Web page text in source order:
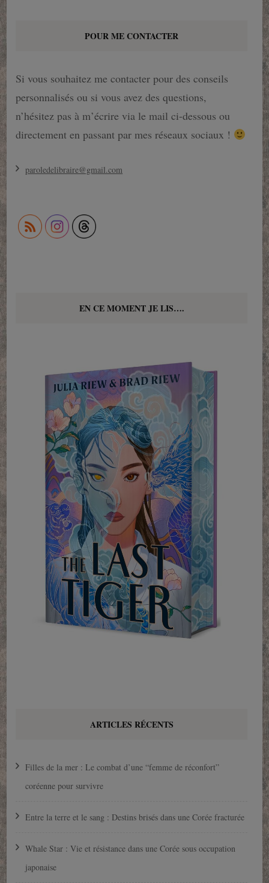
POUR ME CONTACTER
Si vous souhaitez me contacter pour des conseils
personnalisés ou si vous avez des questions,
n’hésitez pas à m’écrire via le mail ci-dessous ou
directement en passant par mes réseaux sociaux !
paroledelibraire@gmail.com
EN CE MOMENT JE LIS….
ARTICLES RÉCENTS
Filles de la mer : Le combat d’une “femme de réconfort”
coréenne pour survivre
Entre la terre et le sang : Destins brisés dans une Corée fracturée
Whale Star : Vie et résistance dans une Corée sous occupation
japonaise